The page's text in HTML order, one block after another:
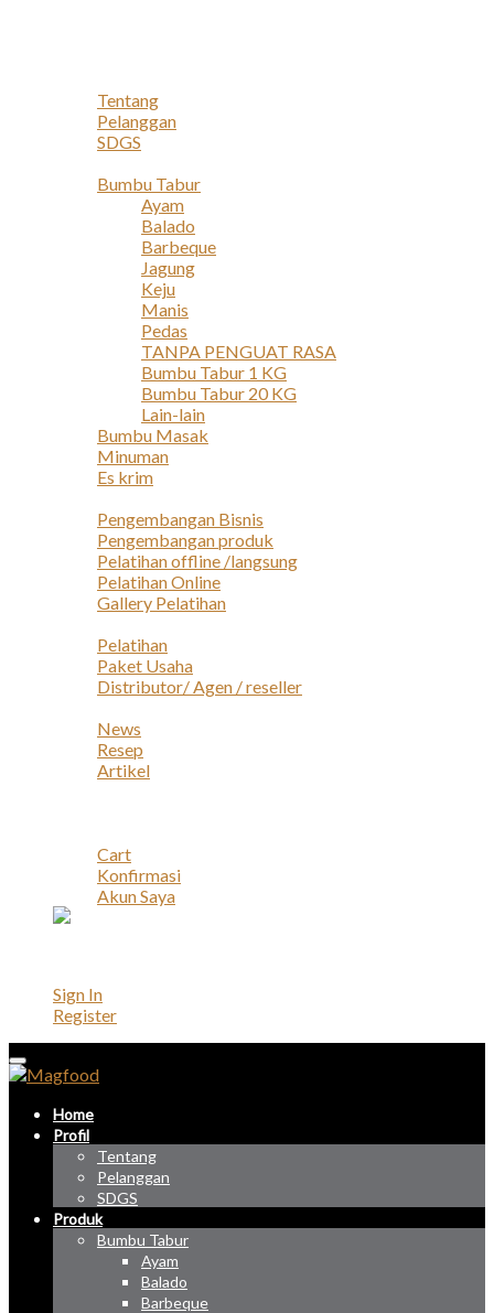
Tentang
Pelanggan
SDGS
Bumbu Tabur
Ayam
Balado
Barbeque
Jagung
Keju
Manis
Pedas
TANPA PENGUAT RASA
Bumbu Tabur 1 KG
Bumbu Tabur 20 KG
Lain-lain
Bumbu Masak
Minuman
Es krim
Pengembangan Bisnis
Pengembangan produk
Pelatihan offline /langsung
Pelatihan Online
Gallery Pelatihan
Pelatihan
Paket Usaha
Distributor/ Agen / reseller
News
Resep
Artikel
Cart
Konfirmasi
Akun Saya
Sign In
Register
Home
Profil
Tentang
Pelanggan
SDGS
Produk
Bumbu Tabur
Ayam
Balado
Barbeque